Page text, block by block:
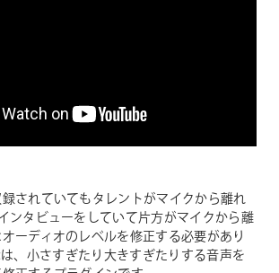
されていてもタレントがマイクから離れ
ンタビューをしていて片方がマイクから離
ーディオのレベルを修正する必要があり
、小さすぎたり大きすぎたりする音声を